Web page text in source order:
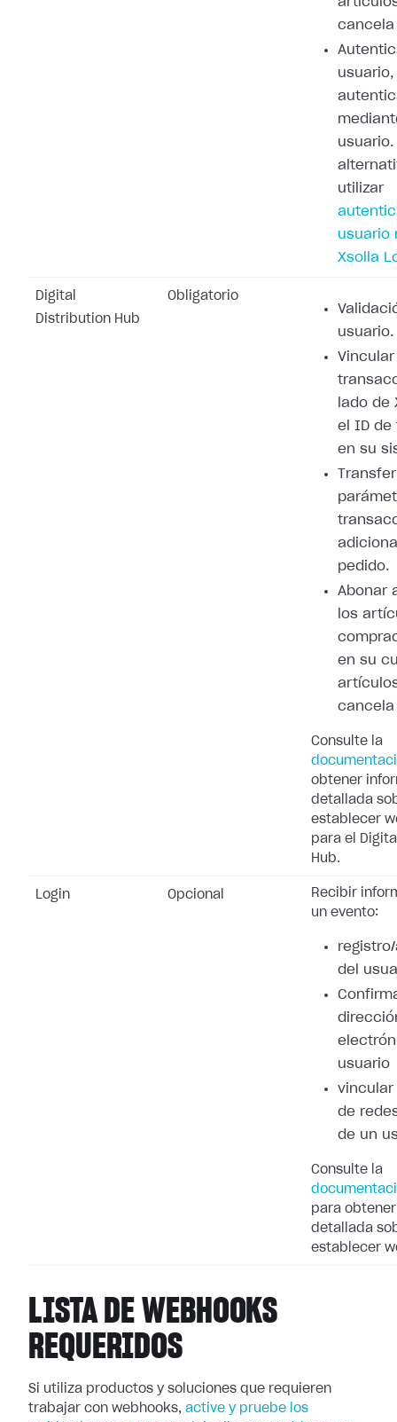
cancela
usuario.
utilizar
usuario
Xsolla
Digital
Distribution Hub
Obligatorio
usuario.
lado de
el ID de
en su
pedido.
Abonar
los
en su
cancela
Consulte la
obtener
detallada
establecer
para el
Hub.
Login Opcional
Recibir
un evento:
del
usuario
vincular
de
de un
Consulte la
para
detallada
establecer
LISTA DE WEBHOOKS
REQUERIDOS
Si utiliza productos y soluciones que requieren
trabajar con webhooks, active y pruebe los